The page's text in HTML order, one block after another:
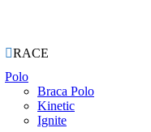
RACE
Polo
Braca Polo
Kinetic
Ignite